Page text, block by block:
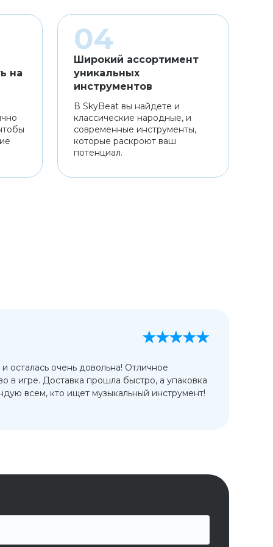
на
Широкий ассортимент
уникальных
инструментов
В SkyBeat вы найдете и
классические народные, и
современные инструменты,
которые раскроют ваш
потенциал.
осталась очень довольна! Отличное
в игре. Доставка прошла быстро, а упаковка
всем, кто ищет музыкальный инструмент!